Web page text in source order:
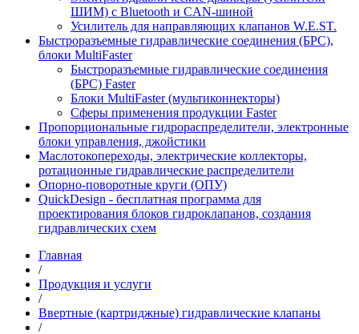
ШИМ) с Bluetooth и CAN-шиной
Усилитель для направляющих клапанов W.E.ST.
Быстроразъемные гидравлические соединения (БРС),
блоки MultiFaster
Быстроразъемные гидравлические соединения
(БРС) Faster
Блоки MultiFaster (мультиконнекторы)
Сферы применения продукции Faster
Пропорциональные гидрораспределители, электронные
блоки управления, джойстики
Маслотокопереходы, электрические коллекторы,
ротационные гидравлические распределители
Опорно-поворотные круги (ОПУ)
QuickDesign - бесплатная программа для
проектирования блоков гидроклапанов, создания
гидравлических схем
Главная
/
Продукция и услуги
/
Ввертные (картриджные) гидравлические клапаны
/